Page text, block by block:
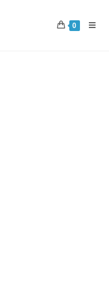
0